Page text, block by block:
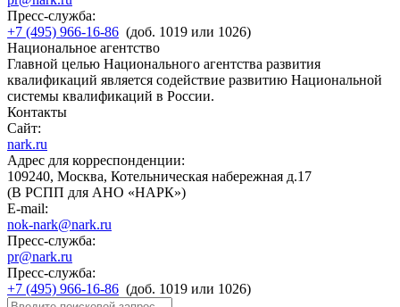
Пресс-служба:
+7 (495) 966-16-86 (доб. 1019 или 1026)
Национальное агентство
Главной целью Национального агентства развития
квалификаций является содействие развитию Национальной
системы квалификаций в России.
Контакты
Сайт:
nark.ru
Адрес для корреспонденции:
109240, Москва, Котельническая набережная д.17
(В РСПП для АНО «НАРК»)
E-mail:
nok-nark@nark.ru
Пресс-служба:
pr@nark.ru
Пресс-служба:
+7 (495) 966-16-86 (доб. 1019 или 1026)